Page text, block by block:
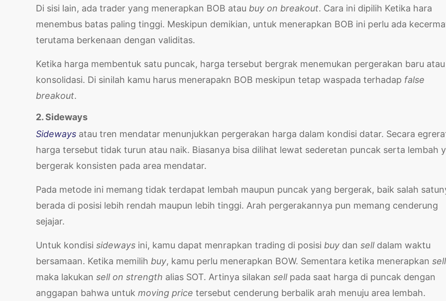
Di sisi lain, ada trader yang menerapkan BOB atau buy on breakout. Cara ini dipilih Ketika hara
menembus batas paling tinggi. Meskipun demikian, untuk menerapkan BOB ini perlu ada
terutama berkenaan dengan validitas.
Ketika harga membentuk satu puncak, harga tersebut bergrak menemukan pergerakan baru atau
konsolidasi. Di sinilah kamu harus menerapakn BOB meskipun tetap waspada terhadap false
breakout.
2. Sideways
Sideways atau tren mendatar menunjukkan pergerakan harga dalam kondisi datar. Secara
harga tersebut tidak turun atau naik. Biasanya bisa dilihat lewat sederetan puncak serta lembah
bergerak konsisten pada area mendatar.
Pada metode ini memang tidak terdapat lembah maupun puncak yang bergerak, baik salah
berada di posisi lebih rendah maupun lebih tinggi. Arah pergerakannya pun memang cenderung
sejajar.
Untuk kondisi sideways ini, kamu dapat menrapkan trading di posisi buy dan sell dalam waktu
bersamaan. Ketika memilih buy, kamu perlu menerapkan BOW. Sementara ketika menerapkan sell
maka lakukan sell on strength alias SOT. Artinya silakan sell pada saat harga di puncak dengan
anggapan bahwa untuk moving price tersebut cenderung berbalik arah menuju area lembah.